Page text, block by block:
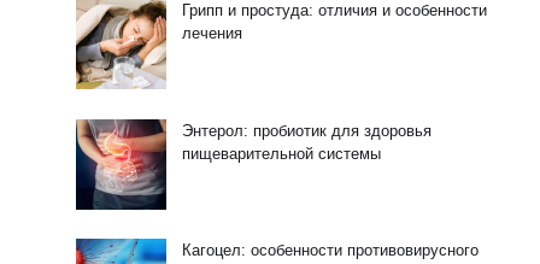
Грипп и простуда: отличия и особенности
лечения
Энтерол: пробиотик для здоровья
пищеварительной системы
Кагоцел: особенности противовирусного